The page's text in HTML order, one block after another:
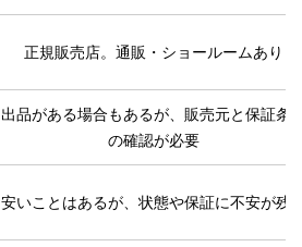
正規販売店。通販・ショールームあり
出品がある場合もあるが、販売元と保証条
の確認が必要
安いことはあるが、状態や保証に不安が残